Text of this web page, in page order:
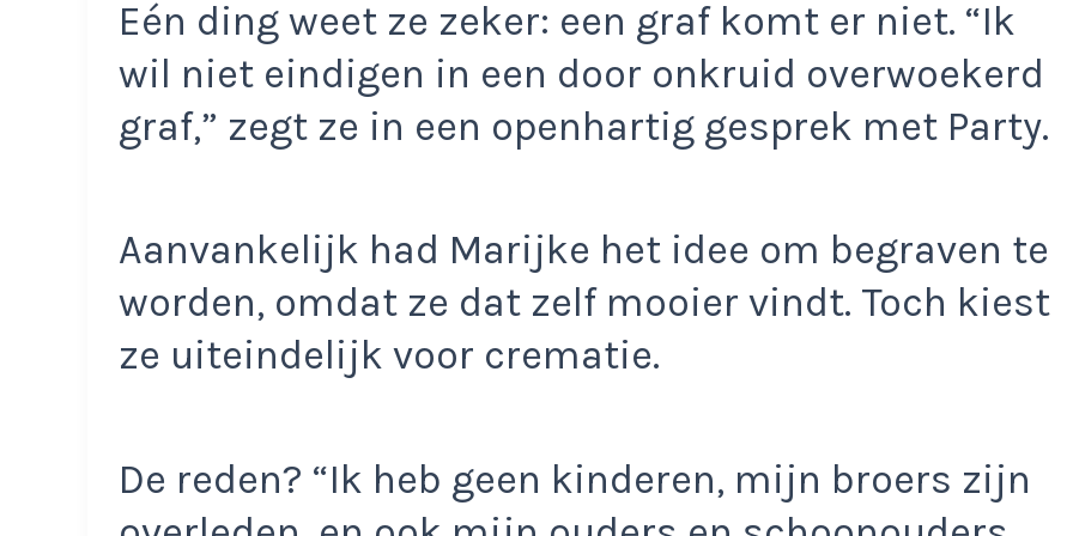
Eén ding weet ze zeker: een graf komt er niet. “Ik
wil niet eindigen in een door onkruid overwoekerd
graf,” zegt ze in een openhartig gesprek met Party.
Aanvankelijk had Marijke het idee om begraven te
worden, omdat ze dat zelf mooier vindt. Toch kiest
ze uiteindelijk voor crematie.
De reden? “Ik heb geen kinderen, mijn broers zijn